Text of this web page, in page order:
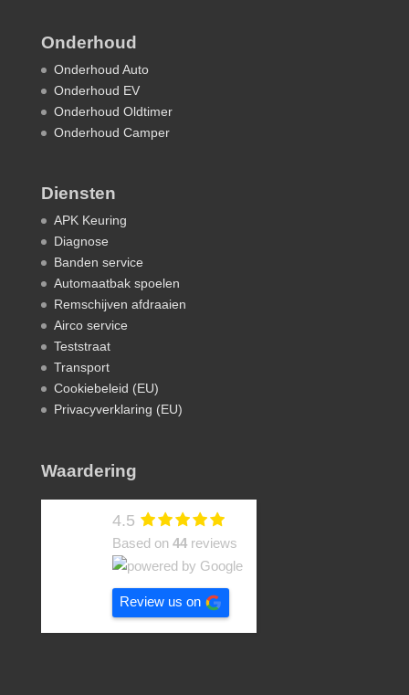
Onderhoud
Onderhoud Auto
Onderhoud EV
Onderhoud Oldtimer
Onderhoud Camper
Diensten
APK Keuring
Diagnose
Banden service
Automaatbak spoelen
Remschijven afdraaien
Airco service
Teststraat
Transport
Cookiebeleid (EU)
Privacyverklaring (EU)
Waardering
4.5
Based on 44reviews
Review us on